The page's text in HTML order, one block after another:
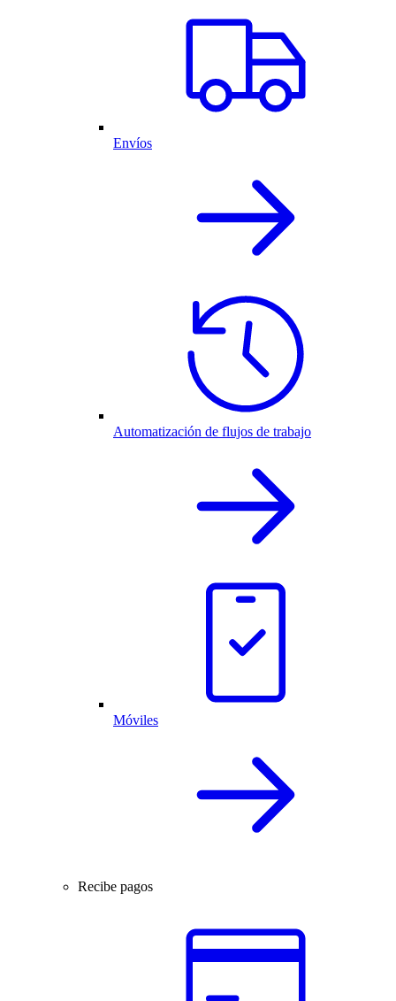
Envíos
Automatización de flujos de trabajo
Móviles
Recibe pagos